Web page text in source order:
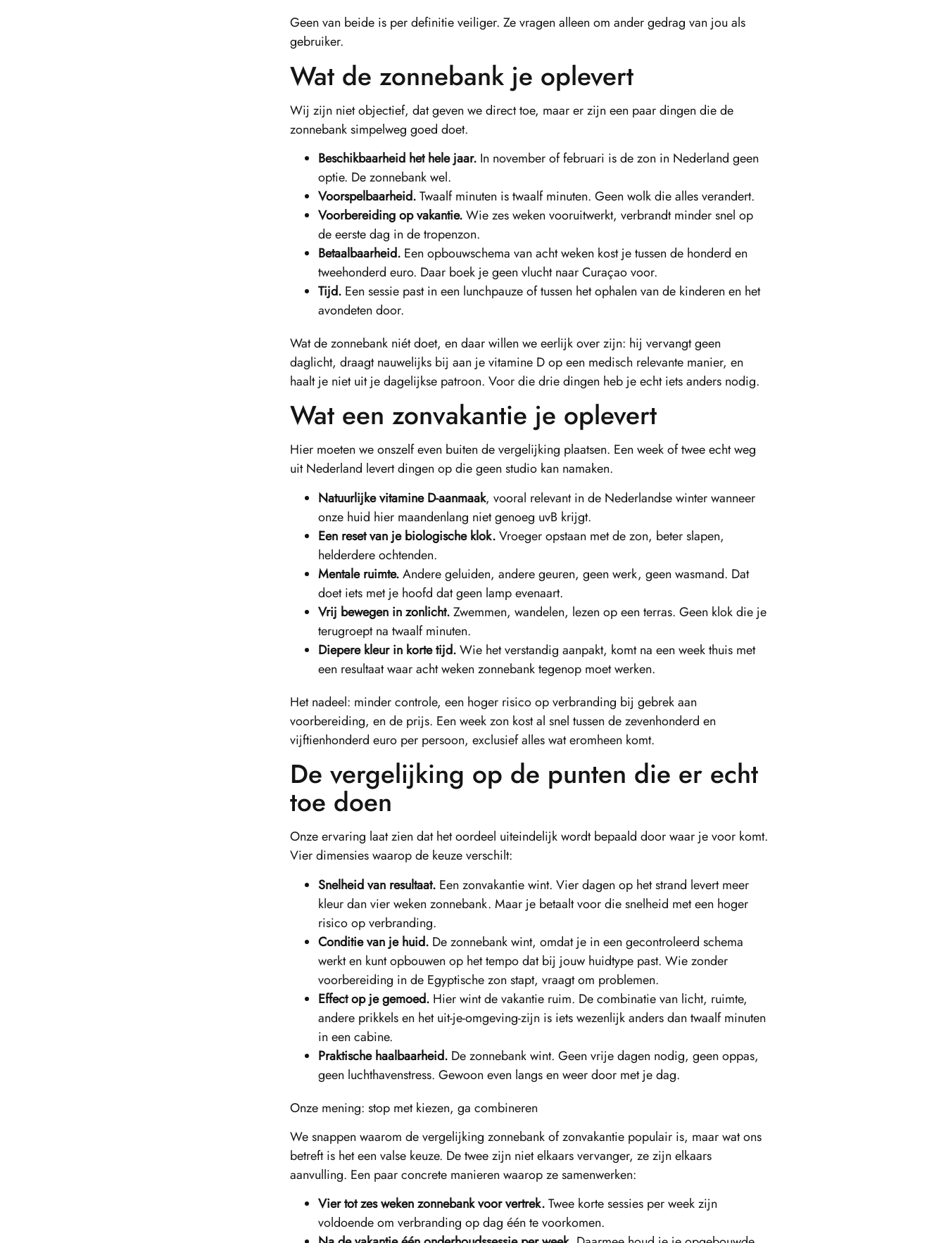
Geen van beide is per definitie veiliger. Ze vragen alleen om ander gedrag van jou als
gebruiker.
Wat de zonnebank je oplevert
Wij zijn niet objectief, dat geven we direct toe, maar er zijn een paar dingen die de
zonnebank simpelweg goed doet.
Beschikbaarheid het hele jaar. In november of februari is de zon in Nederland geen
optie. De zonnebank wel.
Voorspelbaarheid.Twaalf minuten is twaalf minuten. Geen wolk die alles verandert.
Voorbereiding op vakantie.Wie zes weken vooruitwerkt, verbrandt minder snel op
de eerste dag in de tropenzon.
Betaalbaarheid. Een opbouwschema van acht weken kost je tussen de honderd en
tweehonderd euro. Daar boek je geen vlucht naar Curaçao voor.
Tijd. Een sessie past in een lunchpauze of tussen het ophalen van de kinderen en het
avondeten door.
Wat de zonnebank niét doet, en daar willen we eerlijk over zijn: hij vervangt geen
daglicht, draagt nauwelijks bij aan je vitamine D op een medisch relevante manier, en
haalt je niet uit je dagelijkse patroon. Voor die drie dingen heb je echt iets anders nodig.
Wat een zonvakantie je oplevert
Hier moeten we onszelf even buiten de vergelijking plaatsen. Een week of twee echt weg
uit Nederland levert dingen op die geen studio kan namaken.
Natuurlijke vitamine D-aanmaak, vooral relevant in de Nederlandse winter wanneer
onze huid hier maandenlang niet genoeg uvB krijgt.
Een reset van je biologische klok.Vroeger opstaan met de zon, beter slapen,
helderdere ochtenden.
Mentale ruimte.Andere geluiden, andere geuren, geen werk, geen wasmand. Dat
doet iets met je hoofd dat geen lamp evenaart.
Vrij bewegen in zonlicht.Zwemmen, wandelen, lezen op een terras. Geen klok die je
terugroept na twaalf minuten.
Diepere kleur in korte tijd.Wie het verstandig aanpakt, komt na een week thuis met
een resultaat waar acht weken zonnebank tegenop moet werken.
Het nadeel: minder controle, een hoger risico op verbranding bij gebrek aan
voorbereiding, en de prijs. Een week zon kost al snel tussen de zevenhonderd en
vijftienhonderd euro per persoon, exclusief alles wat eromheen komt.
De vergelijking op de punten die er echt
toe doen
Onze ervaring laat zien dat het oordeel uiteindelijk wordt bepaald door waar je voor komt.
Vier dimensies waarop de keuze verschilt:
Snelheid van resultaat. Een zonvakantie wint. Vier dagen op het strand levert meer
kleur dan vier weken zonnebank. Maar je betaalt voor die snelheid met een hoger
risico op verbranding.
Conditie van je huid. De zonnebank wint, omdat je in een gecontroleerd schema
werkt en kunt opbouwen op het tempo dat bij jouw huidtype past. Wie zonder
voorbereiding in de Egyptische zon stapt, vraagt om problemen.
Effect op je gemoed. Hier wint de vakantie ruim. De combinatie van licht, ruimte,
andere prikkels en het uit-je-omgeving-zijn is iets wezenlijk anders dan twaalf minuten
in een cabine.
Praktische haalbaarheid. De zonnebank wint. Geen vrije dagen nodig, geen oppas,
geen luchthavenstress. Gewoon even langs en weer door met je dag.
Onze mening: stop met kiezen, ga combineren
We snappen waarom de vergelijking zonnebank of zonvakantie populair is, maar wat ons
betreft is het een valse keuze. De twee zijn niet elkaars vervanger, ze zijn elkaars
aanvulling. Een paar concrete manieren waarop ze samenwerken:
Vier tot zes weken zonnebank voor vertrek.Twee korte sessies per week zijn
voldoende om verbranding op dag één te voorkomen.